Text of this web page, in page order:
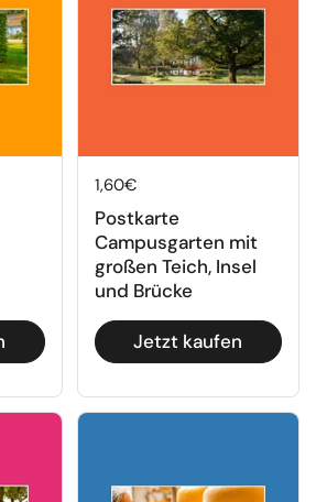
Regulärer Preis
1,60€
Postkarte
Campusgarten mit
großen Teich, Insel
und Brücke
Jetzt kaufen